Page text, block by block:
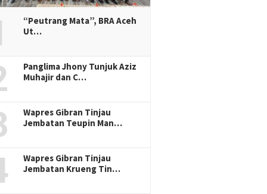
“Peutrang Mata”, BRA Aceh
Ut…
Panglima Jhony Tunjuk Aziz
Muhajir dan C…
Wapres Gibran Tinjau
Jembatan Teupin Man…
Wapres Gibran Tinjau
Jembatan Krueng Tin…